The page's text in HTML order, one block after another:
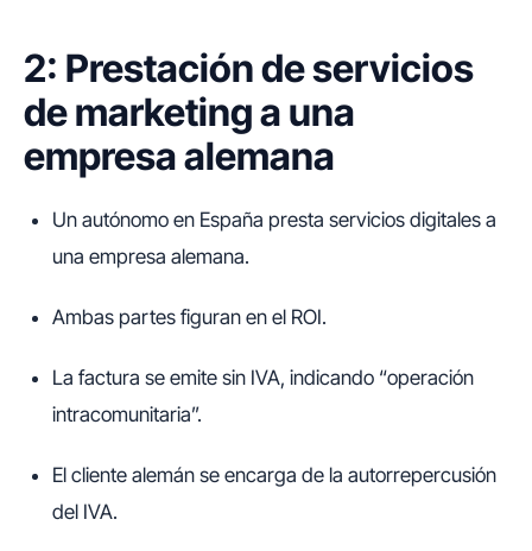
2: Prestación de servicios
de marketing a una
empresa alemana
Un autónomo en España presta servicios digitales a
una empresa alemana.
Ambas partes figuran en el ROI.
La factura se emite sin IVA, indicando “operación
intracomunitaria”.
El cliente alemán se encarga de la autorrepercusión
del IVA.